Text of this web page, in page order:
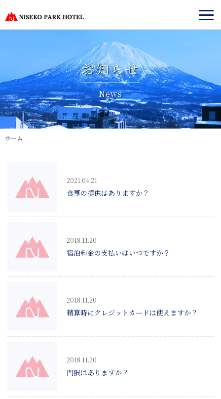
お知らせ
News
ホーム
2021.04.21
食事の提供はありますか？
2018.11.20
宿泊料金の支払いはいつですか？
2018.11.20
精算時にクレジットカードは使えますか？
2018.11.20
門限はありますか？